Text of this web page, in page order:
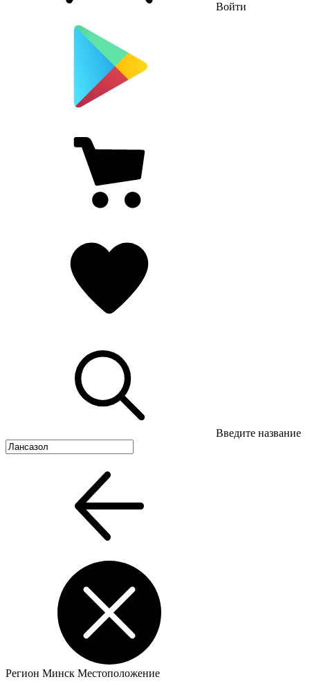
Войти
Введите название
Регион Минск Местоположение